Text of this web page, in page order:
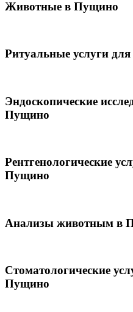
Животные в Пущино
Ритуальные услуги
Эндоскопические
Пущино
Рентгенологические
Пущино
Анализы животным в
Стоматологические
Пущино